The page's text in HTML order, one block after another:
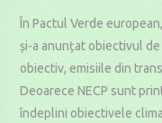
În Pactul Verde
și-a anunțat obiectivul
obiectiv, emisiile din
Deoarece NECP sunt
îndeplini obiectivele